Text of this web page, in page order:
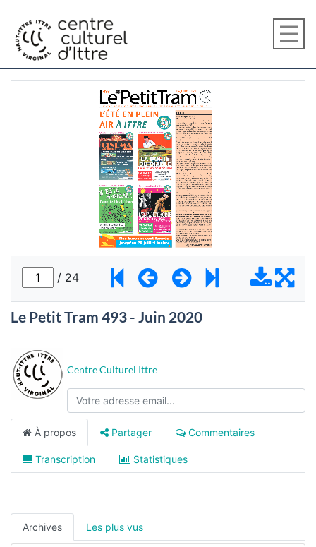
Le Petit Tram 493 - Juin 2020
Centre Culturel Ittre
À propos Partager Commentaires
Transcription Statistiques
Archives Les plus vus